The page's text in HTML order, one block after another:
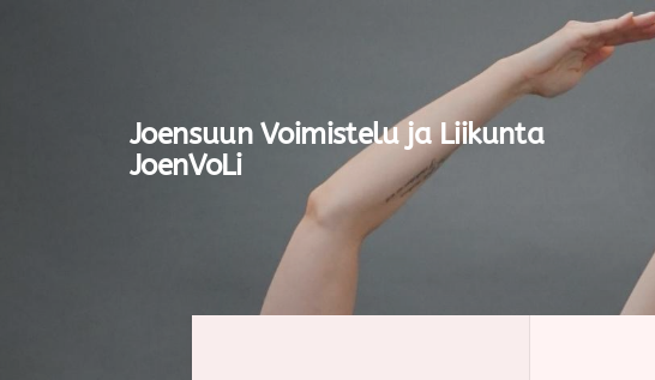
Joensuun Voimistelu ja Liikunta
JoenVoLi